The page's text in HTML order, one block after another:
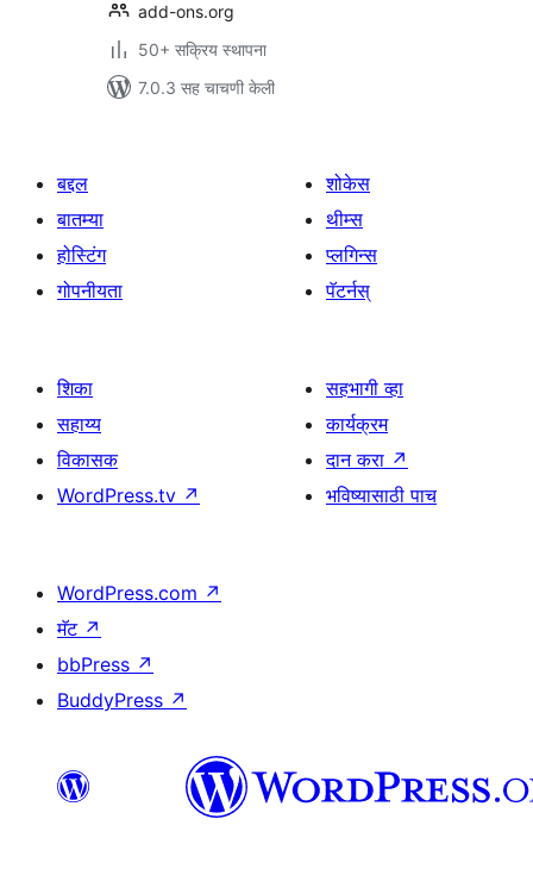
add-ons.org
50+ सक्रिय स्थापना
7.0.3 सह चाचणी केली
बद्दल
बातम्या
होस्टिंग
गोपनीयता
शोकेस
थीम्स
प्लगिन्स
पॅटर्नस्
शिका
सहाय्य
विकासक
WordPress.tv ↗
सहभागी व्हा
कार्यक्रम
दान करा ↗
भविष्यासाठी पाच
WordPress.com ↗
मॅट ↗
bbPress ↗
BuddyPress ↗